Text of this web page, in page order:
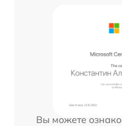
Вы можете